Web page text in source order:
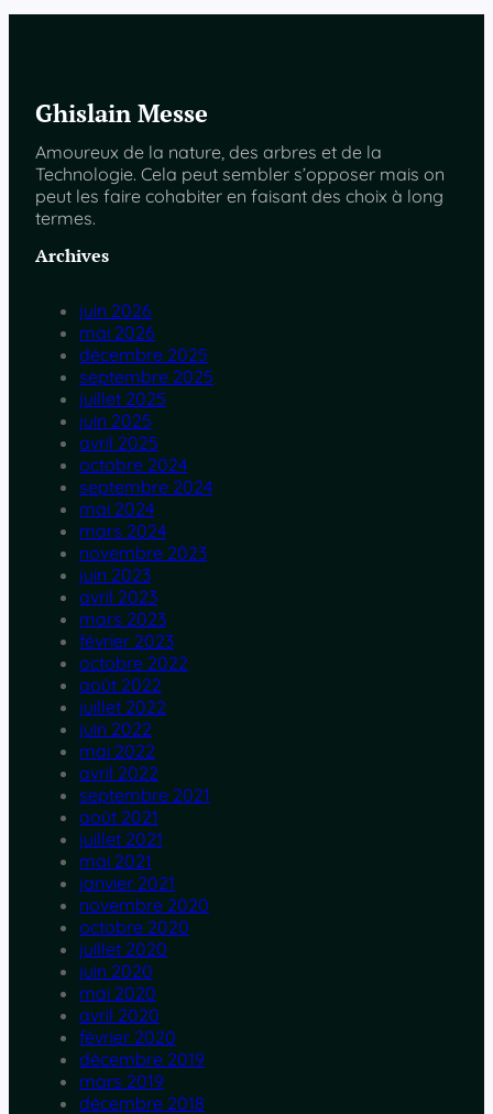
Ghislain Messe
Amoureux de la nature, des arbres et de la
Technologie. Cela peut sembler s’opposer mais on
peut les faire cohabiter en faisant des choix à long
termes.
Archives
juin 2026
mai 2026
décembre 2025
septembre 2025
juillet 2025
juin 2025
avril 2025
octobre 2024
septembre 2024
mai 2024
mars 2024
novembre 2023
juin 2023
avril 2023
mars 2023
février 2023
octobre 2022
août 2022
juillet 2022
juin 2022
mai 2022
avril 2022
septembre 2021
août 2021
juillet 2021
mai 2021
janvier 2021
novembre 2020
octobre 2020
juillet 2020
juin 2020
mai 2020
avril 2020
février 2020
décembre 2019
mars 2019
décembre 2018